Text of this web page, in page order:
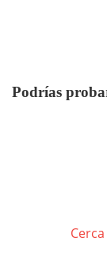
Podrías